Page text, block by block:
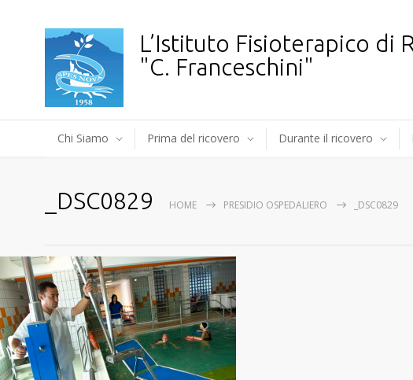
L’Istituto Fisioterapico di
"C. Franceschini"
Chi Siamo Prima del ricovero Durante il ricovero
_DSC0829 HOME PRESIDIO OSPEDALIERO _DSC0829